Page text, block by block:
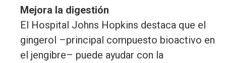
Mejora la digestión
El Hospital Johns Hopkins destaca que el
gingerol –principal compuesto bioactivo en
el jengibre– puede ayudar con la